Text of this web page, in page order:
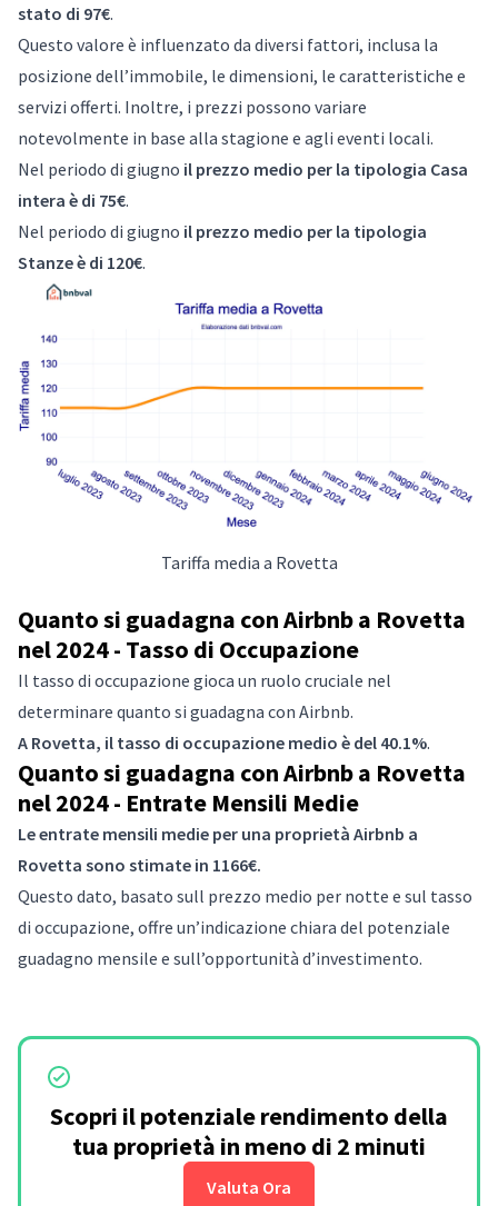
stato di 97€.
Questo valore è influenzato da diversi fattori, inclusa la
posizione dell’immobile, le dimensioni, le caratteristiche e
servizi offerti. Inoltre, i prezzi possono variare
notevolmente in base alla stagione e agli eventi locali.
Nel periodo di giugno il prezzo medio per la tipologia Casa
intera è di 75€.
Nel periodo di giugno il prezzo medio per la tipologia
Stanze è di 120€.
Tariffa media a Rovetta
Quanto si guadagna con Airbnb a Rovetta
nel 2024 - Tasso di Occupazione
Il tasso di occupazione gioca un ruolo cruciale nel
determinare quanto si guadagna con Airbnb.
A Rovetta, il tasso di occupazione medio è del 40.1%.
Quanto si guadagna con Airbnb a Rovetta
nel 2024 - Entrate Mensili Medie
Le entrate mensili medie per una proprietà Airbnb a
Rovetta sono stimate in 1166€.
Questo dato, basato sull prezzo medio per notte e sul tasso
di occupazione, offre un’indicazione chiara del potenziale
guadagno mensile e sull’opportunità d’investimento.
Scopri il potenziale rendimento della
tua proprietà in meno di 2 minuti
Valuta Ora